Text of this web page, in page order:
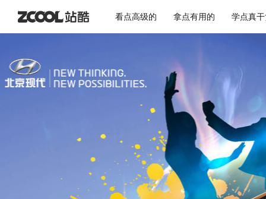
看点高级的 拿点有用的 学点真